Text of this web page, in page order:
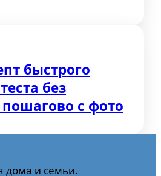
быстрого
без
с фото
дома и семьи.